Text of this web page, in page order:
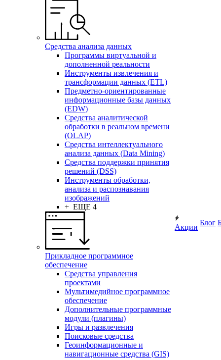
Средства анализа данных
Программы виртуальной и
дополненной реальности
Инструменты извлечения и
трансформации данных (ETL)
Предметно-ориентированные
информационные базы данных
(EDW)
Средства аналитической
обработки в реальном времени
(OLAP)
Средства интеллектуального
анализа данных (Data Mining)
Средства поддержки принятия
решений (DSS)
Инструменты обработки,
анализа и распознавания
изображений
+ ЕЩЕ 4
Прикладное программное
обеспечение
Средства управления
проектами
Мультимедийное программное
обеспечение
Дополнительные программные
модули (плагины)
Игры и развлечения
Поисковые средства
Геоинформационные и
навигационные средства (GIS)
Акции
Блог